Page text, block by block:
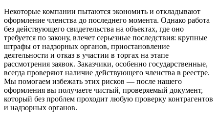
Некоторые компании пытаются экономить и откладывают
оформление членства до последнего момента. Однако работа
без действующего свидетельства на объектах, где оно
требуется по закону, влечет серьезные последствия: крупные
штрафы от надзорных органов, приостановление
деятельности и отказ в участии в торгах на этапе
рассмотрения заявок. Заказчики, особенно государственные,
всегда проверяют наличие действующего членства в реестре.
Мы помогаем избежать этих рисков — после нашего
оформления вы получаете чистый, проверяемый документ,
который без проблем проходит любую проверку контрагентов
и надзорных органов.